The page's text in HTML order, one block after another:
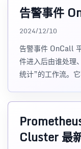
告警事件
2024/12/10
告警事件 OnCall
件进入后由谁处理
统计”的工作流。
Cluster 最